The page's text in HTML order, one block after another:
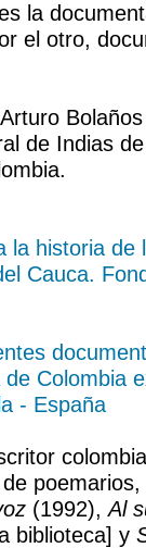
la
el otro,
de Indias
la historia de
Cauca.
Colombia
- España
(1992),Al
biblioteca] y